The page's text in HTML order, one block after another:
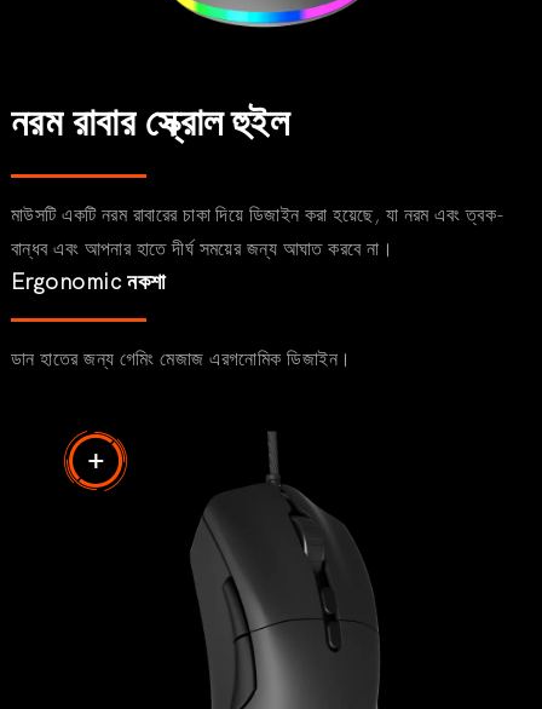
নরম রাবার স্ক্রোল হুইল
মাউসটি একটি নরম রাবারের চাকা দিয়ে ডিজাইন করা হয়েছে, যা নরম এবং ত্বক-
বান্ধব এবং আপনার হাতে দীর্ঘ সময়ের জন্য আঘাত করবে না।
Ergonomic নকশা
ডান হাতের জন্য গেমিং মেজাজ এরগনোমিক ডিজাইন।